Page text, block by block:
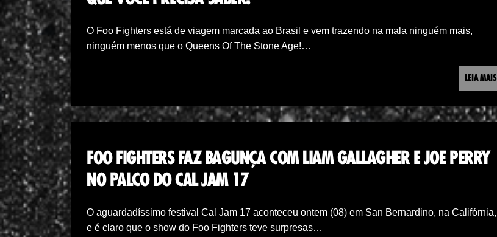
O Foo Fighters está de viagem marcada ao Brasil e vem trazendo na mala ninguém mais,
ninguém menos que o Queens Of The Stone Age!…
LEIA MAIS
FOO FIGHTERS FAZ BAGUNÇA COM LIAM GALLAGHER E JOE PERRY
NO PALCO DO CAL JAM 17
O aguardadíssimo festival Cal Jam 17 aconteceu ontem (08) em San Bernardino, na Califórnia,
e é claro que o show do Foo Fighters teve surpresas…